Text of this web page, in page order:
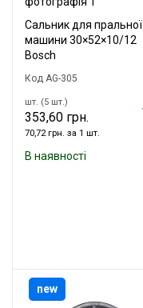
Сальник для пральної
машини 30×52×10/12
Bosch
Код AG-305
шт. (5 шт.)
353,60 грн.
70,72 грн. за 1 шт.
В наявності
new